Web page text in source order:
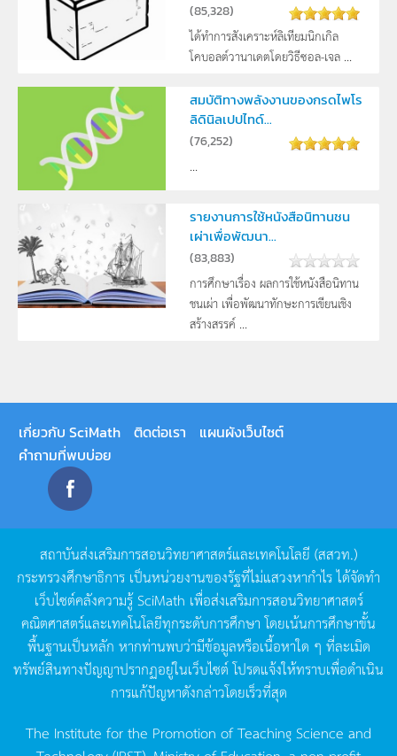
(85,328)
ได้ทำการสังเคราะห์ลิเทียมนิกเกิล
โคบอลต์วานาเดตโดยวิธีซอล-เจล ...
สมบัติทางพลังงานของกรดไพโร
ลิดินิลเปปไทด์...
(76,252)
...
รายงานการใช้หนังสือนิทานชน
เผ่าเพื่อพัฒนา...
(83,883)
การศึกษาเรื่อง ผลการใช้หนังสือนิทาน
ชนเผ่า เพื่อพัฒนาทักษะการเขียนเชิง
สร้างสรรค์ ...
เกี่ยวกับ SciMath ติดต่อเรา
แผนผังเว็บไซต์
คำถามที่พบบ่อย
สถาบันส่งเสริมการสอนวิทยาศาสตร์และเทคโนโลยี (สสวท.)
กระทรวงศึกษาธิการ เป็นหน่วยงานของรัฐที่ไม่แสวงหากำไรได้จัดทำ
เว็บไซต์คลังความรู้SciMath เพื่อส่งเสริมการสอนวิทยาศาสตร์
คณิตศาสตร์และเทคโนโลยีทุกระดับการศึกษา โดยเน้นการศึกษาขั้น
พื้นฐานเป็นหลัก หากท่านพบว่ามีข้อมูลหรือเนื้อหาใด ๆ ที่ละเมิด
ทรัพย์สินทางปัญญาปรากฏอยู่ในเว็บไซต์โปรดแจ้งให้ทราบเพื่อดำเนิน
การแก้ปัญหาดังกล่าวโดยเร็วที่สุด
The Institute for the Promotion of Teaching Science and